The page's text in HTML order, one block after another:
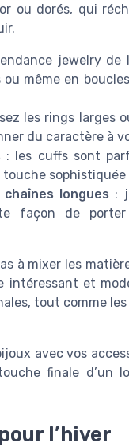
ou dorés, qui
jewelry de
même en
les rings larges
du caractère à
: les cuffs sont
longues :
façon de
à mixer les
intéressant et
tout comme
avec vos
finale d’un
l’hiver